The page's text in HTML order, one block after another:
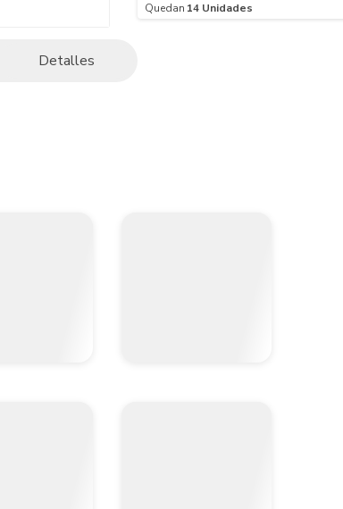
Detalles
Quedan 14 Unidades